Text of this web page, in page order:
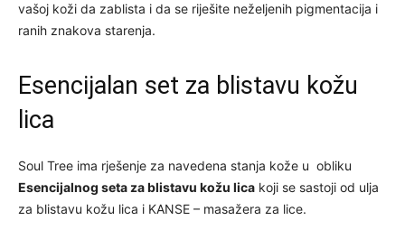
vašoj koži da zablista i da se riješite neželjenih pigmentacija i
ranih znakova starenja.
Esencijalan set za blistavu kožu
lica
Soul Tree ima rješenje za navedena stanja kože u obliku
Esencijalnog seta za blistavu kožu lica koji se sastoji od ulja
za blistavu kožu lica i KANSE – masažera za lice.